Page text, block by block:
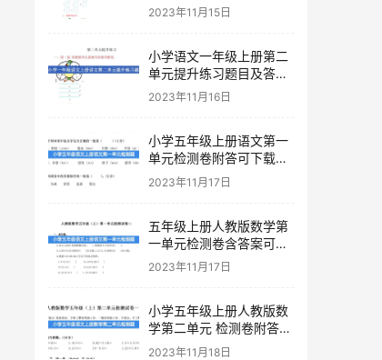
2023年11月15日
小学语文一年级上册第二
单元提升练习题目及答案
下载
2023年11月16日
小学五年级上册语文第一
单元检测卷附答可下载打
印
2023年11月17日
五年级上册人教版数学第
一单元检测卷含答案可下
载打印
2023年11月17日
小学五年级上册人教版数
学第二单元 检测卷附答案
下载
2023年11月18日